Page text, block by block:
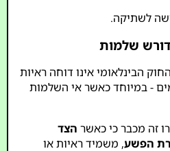
לשתיקה.
דורש שלמות
הבינלאומי אינו דוחה ראיות
- במיוחד כאשר אי השלמות
זה מכבר כי כאשר הצד
הפשע, משמיד ראיות או